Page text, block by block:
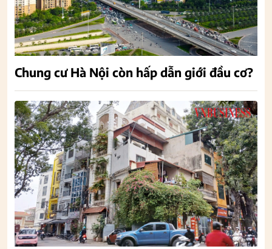
Chung cư Hà Nội còn hấp dẫn giới đầu cơ?